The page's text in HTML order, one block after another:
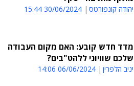
יהודה קונפורטס 30/06/2024 15:44
מדד חדש קובע: האם מקום העבודה
שלכם שוויוני ללהט"בים?
יניב הלפרין 06/06/2024 14:06